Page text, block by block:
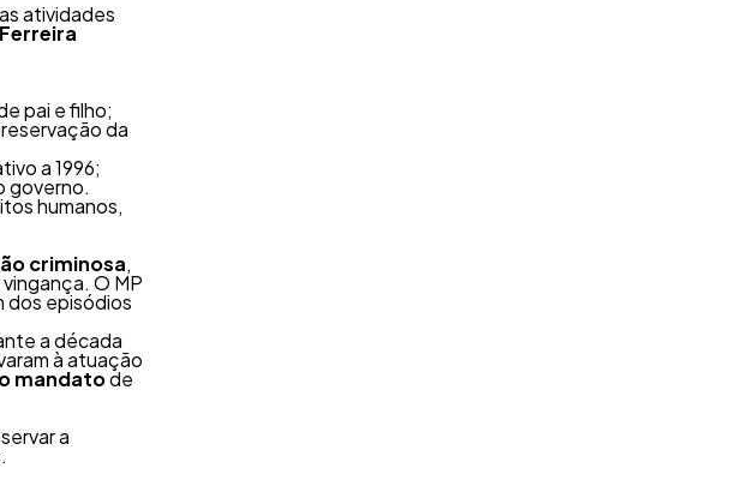
atividades
pai e filho;
da
a 1996;
governo.
humanos,
criminosa,
O MP
dos episódios
a década
à atuação
mandatode
a